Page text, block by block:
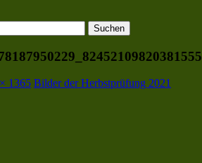
1365 Bilder der Herbstprüfung 2021